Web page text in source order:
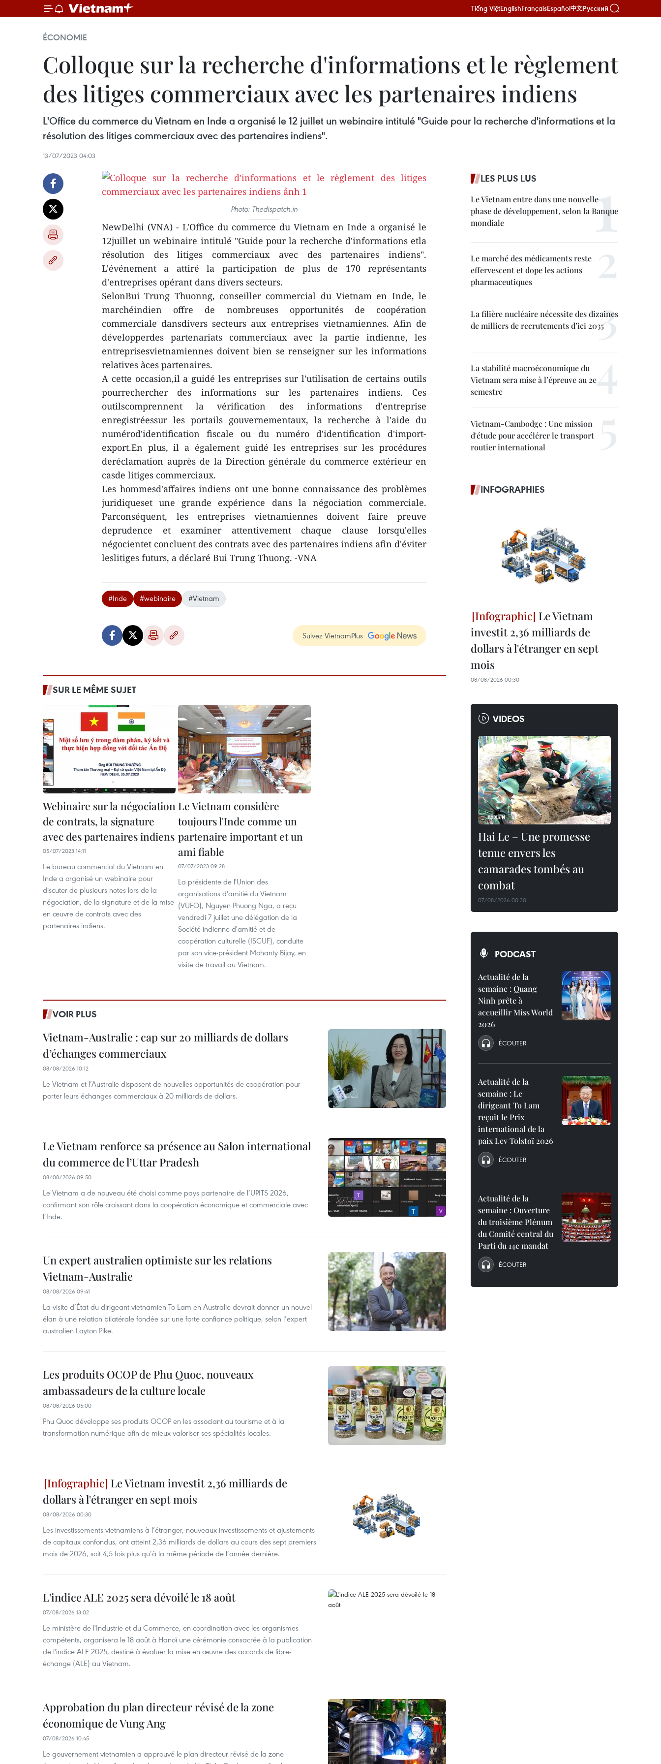
Tiếng ViệtEnglishFrançaisEspañol中文Русский
ÉCONOMIE
Colloque sur la recherche d'informations et le règlement
des litiges commerciaux avec les partenaires indiens
L'Office du commerce du Vietnam en Inde a organisé le 12 juillet un webinaire intitulé "Guide pour la recherche d'informations et la
résolution des litiges commerciaux avec des partenaires indiens".
13/07/2023 04:03
Photo: Thedispatch.in
NewDelhi (VNA) - L'Office du commerce du Vietnam en Inde a organisé le
12juillet un webinaire intitulé "Guide pour la recherche d'informations etla
résolution des litiges commerciaux avec des partenaires indiens".
L'événement a attiré la participation de plus de 170 représentants
d'entreprises opérant dans divers secteurs.
SelonBui Trung Thuonng, conseiller commercial du Vietnam en Inde, le
marchéindien offre de nombreuses opportunités de coopération
commerciale dansdivers secteurs aux entreprises vietnamiennes. Afin de
développerdes partenariats commerciaux avec la partie indienne, les
entreprisesvietnamiennes doivent bien se renseigner sur les informations
relatives àces partenaires.
A cette occasion,il a guidé les entreprises sur l'utilisation de certains outils
pourrechercher des informations sur les partenaires indiens. Ces
outilscomprennent la vérification des informations d'entreprise
enregistréessur les portails gouvernementaux, la recherche à l'aide du
numérod'identification fiscale ou du numéro d'identification d'import-
export.En plus, il a également guidé les entreprises sur les procédures
deréclamation auprès de la Direction générale du commerce extérieur en
casde litiges commerciaux.
Les hommesd'affaires indiens ont une bonne connaissance des problèmes
juridiqueset une grande expérience dans la négociation commerciale.
Parconséquent, les entreprises vietnamiennes doivent faire preuve
deprudence et examiner attentivement chaque clause lorsqu'elles
négocientet concluent des contrats avec des partenaires indiens afin d'éviter
leslitiges futurs, a déclaré Bui Trung Thuong. -VNA
#Inde #webinaire #Vietnam
Suivez VietnamPlus
SUR LE MÊME SUJET
Webinaire sur la négociation
de contrats, la signature
avec des partenaires indiens
05/07/2023 14:11
Le bureau commercial du Vietnam en
Inde a organisé un webinaire pour
discuter de plusieurs notes lors de la
négociation, de la signature et de la mise
en œuvre de contrats avec des
partenaires indiens.
Le Vietnam considère
toujours l'Inde comme un
partenaire important et un
ami fiable
07/07/2023 09:28
La présidente de l'Union des
organisations d'amitié du Vietnam
(VUFO), Nguyen Phuong Nga, a reçu
vendredi 7 juillet une délégation de la
Société indienne d'amitié et de
coopération culturelle (ISCUF), conduite
par son vice-président Mohanty Bijay, en
visite de travail au Vietnam.
VOIR PLUS
Vietnam-Australie : cap sur 20 milliards de dollars
d’échanges commerciaux
08/08/2026 10:12
Le Vietnam et l’Australie disposent de nouvelles opportunités de coopération pour
porter leurs échanges commerciaux à 20 milliards de dollars.
Le Vietnam renforce sa présence au Salon international
du commerce de l’Uttar Pradesh
08/08/2026 09:50
Le Vietnam a de nouveau été choisi comme pays partenaire de l’UPITS 2026,
confirmant son rôle croissant dans la coopération économique et commerciale avec
l’Inde.
Un expert australien optimiste sur les relations
Vietnam-Australie
08/08/2026 09:41
La visite d’État du dirigeant vietnamien To Lam en Australie devrait donner un nouvel
élan à une relation bilatérale fondée sur une forte confiance politique, selon l’expert
australien Layton Pike.
Les produits OCOP de Phu Quoc, nouveaux
ambassadeurs de la culture locale
08/08/2026 05:00
Phu Quoc développe ses produits OCOP en les associant au tourisme et à la
transformation numérique afin de mieux valoriser ses spécialités locales.
Le Vietnam investit 2,36 milliards de
dollars à l'étranger en sept mois
08/08/2026 00:30
Les investissements vietnamiens à l’étranger, nouveaux investissements et ajustements
de capitaux confondus, ont atteint 2,36 milliards de dollars au cours des sept premiers
mois de 2026, soit 4,5 fois plus qu’à la même période de l’année dernière.
L'indice ALE 2025 sera dévoilé le 18 août
07/08/2026 13:02
Le ministère de l'Industrie et du Commerce, en coordination avec les organismes
compétents, organisera le 18 août à Hanoï une cérémonie consacrée à la publication
de l'indice ALE 2025, destiné à évaluer la mise en œuvre des accords de libre-
échange (ALE) au Vietnam.
Approbation du plan directeur révisé de la zone
économique de Vung Ang
07/08/2026 10:45
Le gouvernement vietnamien a approuvé le plan directeur révisé de la zone
LES PLUS LUS
Le Vietnam entre dans une nouvelle
phase de développement, selon la Banque
mondiale
Le marché des médicaments reste
effervescent et dope les actions
pharmaceutiques
La filière nucléaire nécessite des dizaines
de milliers de recrutements d’ici 2035
La stabilité macroéconomique du
Vietnam sera mise à l’épreuve au 2e
semestre
Vietnam-Cambodge : Une mission
d'étude pour accélérer le transport
routier international
INFOGRAPHIES
Le Vietnam
investit 2,36 milliards de
dollars à l'étranger en sept
mois
08/08/2026 00:30
VIDEOS
Hai Le – Une promesse
tenue envers les
camarades tombés au
combat
07/08/2026 00:30
PODCAST
Actualité de la
semaine : Quang
Ninh prête à
accueillir Miss World
2026
ÉCOUTER
Actualité de la
semaine : Le
dirigeant To Lam
reçoit le Prix
international de la
paix Lev Tolstoï 2026
ÉCOUTER
Actualité de la
semaine : Ouverture
du troisième Plénum
du Comité central du
Parti du 14e mandat
ÉCOUTER